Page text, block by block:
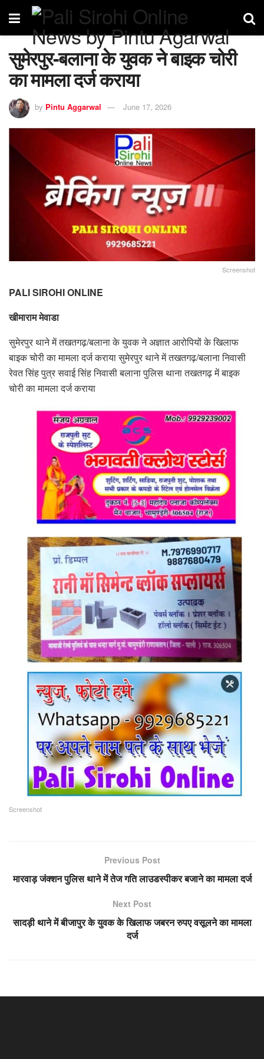
सुमेरपुर-बलाना के युवक ने बाइक चोरी
का मामला दर्ज कराया
by Pintu Aggarwal June 17, 2026
Screenshot
PALI SIROHI ONLINE
खीमाराम मेवाडा
सुमेरपुर थाने में तखतगढ़/बलाना के युवक ने अज्ञात आरोपियों के खिलाफ
बाइक चोरी का मामला दर्ज कराया सुमेरपुर थाने में तखतगढ़/बलाना निवासी
रेवत सिंह पुत्र सवाई सिंह निवासी बलाना पुलिस थाना तखतगढ़ में बाइक
चोरी का मामला दर्ज कराया
Screenshot
Previous Post
मारवाड़ जंक्शन पुलिस थाने में तेज गति लाउडस्पीकर बजाने का मामला दर्ज
Next Post
सादड़ी थाने में बीजापुर के युवक के खिलाफ जबरन रुपए वसूलने का मामला
दर्ज